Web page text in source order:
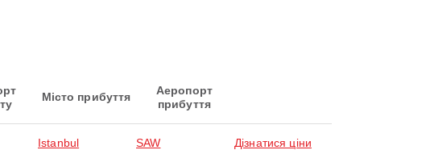
Місто прибуття
Аеропорт
прибуття
Istanbul SAW Дізнатися ціни